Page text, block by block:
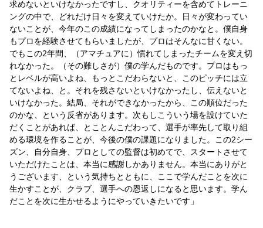
求めないといけなかったですし、クオリティーを含めてトレーニ
ングの中で、どれだけ日々を変えていけたか。日々が変わってい
ないことが、今年のこの成績になってしまったのかなと。僕自身
もプロを経験させてもらいましたが、プロはそんなに甘くない。
でもこの2年間、（アマチュアに）慣れてしまったチームを変え切
れなかった。（その難しさが）僕の学んだものです。プロはもっ
とレベルが高いよね、もっとこだわらないと、このピッチには立
てないよね、と。それを残さないといけなかったし、伝えないと
いけなかった。結局、それができなかったから、この順位だった
のかな、という反省があります。次もしこういう場を設けていた
だくことがあれば、とことんこだわって、選手が率先して取り組
める環境を作ることが、今後の僕の課題になりました。この2シー
ズン、自分自身、プロとしての監督は初めてで、スタートさせて
いただけたことは、本当に感謝しかありません。本当にありがと
うございます、という気持ちとともに、ここで学んだことを次に
生かすことが、クラブ、選手への恩返しになると思います。学ん
だことを次に生かせるようにやっていきたいです」